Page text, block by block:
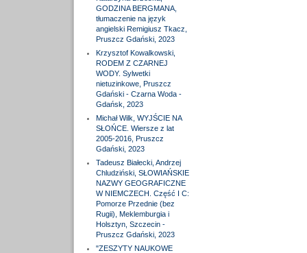
GODZINA BERGMANA,
tłumaczenie na język
angielski Remigiusz Tkacz,
Pruszcz Gdański, 2023
Krzysztof Kowalkowski,
RODEM Z CZARNEJ
WODY. Sylwetki
nietuzinkowe, Pruszcz
Gdański - Czarna Woda -
Gdańsk, 2023
Michał Wilk, WYJŚCIE NA
SŁOŃCE. Wiersze z lat
2005-2016, Pruszcz
Gdański, 2023
Tadeusz Białecki, Andrzej
Chludziński, SŁOWIAŃSKIE
NAZWY GEOGRAFICZNE
W NIEMCZECH. Część I C:
Pomorze Przednie (bez
Rugii), Meklemburgia i
Holsztyn, Szczecin -
Pruszcz Gdański, 2023
"ZESZYTY NAUKOWE